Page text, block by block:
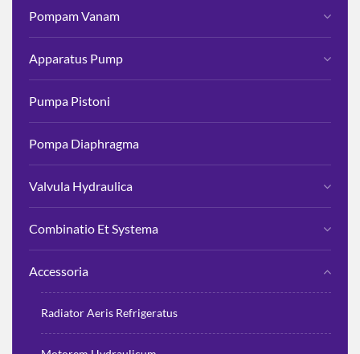
Pompam Vanam
Apparatus Pump
Pumpa Pistoni
Pompa Diaphragma
Valvula Hydraulica
Combinatio Et Systema
Accessoria
Radiator Aeris Refrigeratus